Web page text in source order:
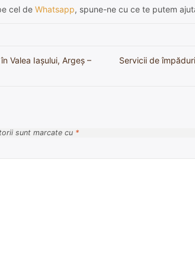
cel de Whatsapp, spune-ne cu ce te putem
Valea Iașului, Argeș –
Servicii de
sunt marcate cu *